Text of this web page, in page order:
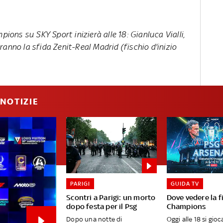
su SKY Sport inizierà alle 18: Gianluca Vialli,
la sfida Zenit-Real Madrid (fischio d'inizio
Scontri a Parigi: un morto
dopo festa per il Psg
PARIGI
Dopo una notte di
Dove vedere la
Champions
GUIDA TV
Oggi alle 18 si